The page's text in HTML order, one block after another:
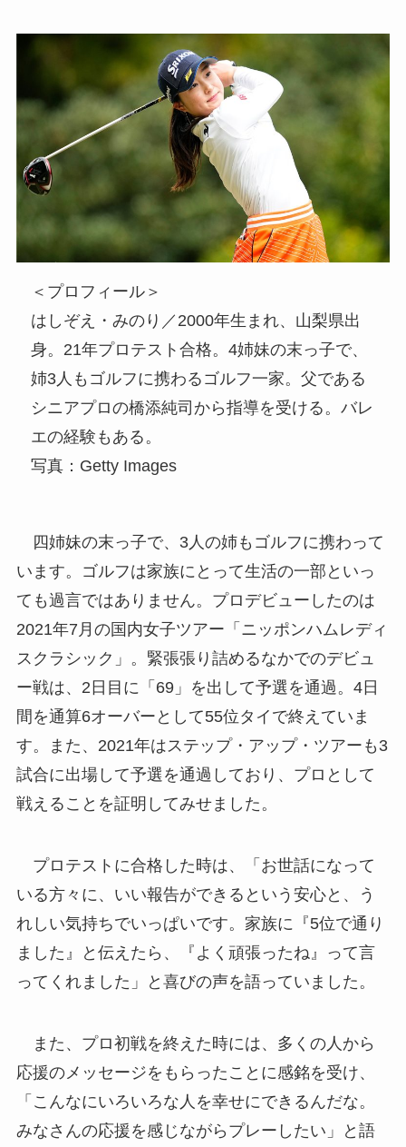
＜プロフィール＞
はしぞえ・みのり／2000年生まれ、山梨県出
身。21年プロテスト合格。4姉妹の末っ子で、
姉3人もゴルフに携わるゴルフ一家。父である
シニアプロの橋添純司から指導を受ける。バレ
エの経験もある。
写真：Getty Images
四姉妹の末っ子で、3人の姉もゴルフに携わって
います。ゴルフは家族にとって生活の一部といっ
ても過言ではありません。プロデビューしたのは
2021年7月の国内女子ツアー「ニッポンハムレディ
スクラシック」。緊張張り詰めるなかでのデビュ
ー戦は、2日目に「69」を出して予選を通過。4日
間を通算6オーバーとして55位タイで終えていま
す。また、2021年はステップ・アップ・ツアーも3
試合に出場して予選を通過しており、プロとして
戦えることを証明してみせました。
プロテストに合格した時は、「お世話になって
いる方々に、いい報告ができるという安心と、う
れしい気持ちでいっぱいです。家族に『5位で通り
ました』と伝えたら、『よく頑張ったね』って言
ってくれました」と喜びの声を語っていました。
また、プロ初戦を終えた時には、多くの人から
応援のメッセージをもらったことに感銘を受け、
「こんなにいろいろな人を幸せにできるんだな。
みなさんの応援を感じながらプレーしたい」と語